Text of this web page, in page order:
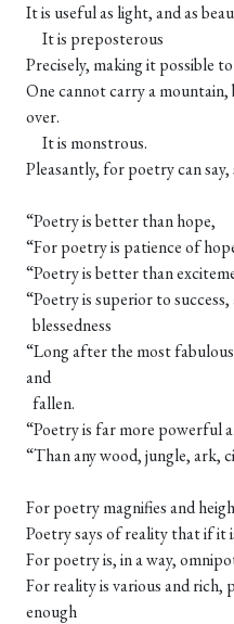
It is useful as light, and as
It is preposterous
Precisely, making it possible
One cannot carry a
over.
It is monstrous.
Pleasantly, for poetry can
“Poetry is better than hope,
“For poetry is patience of
“Poetry is better than
“Poetry is superior to
blessedness
“Long after the most
and
fallen.
“Poetry is far more powerful
“Than any wood, jungle, ark,
For poetry magnifies and
Poetry says of reality that if it
For poetry is, in a way,
For reality is various and
enough